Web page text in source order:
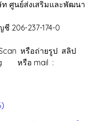
ศูนย์ส่งเสริมและพัฒนา
237-174-0
หรือถ่ายรูป สลิป
หรือ mail :